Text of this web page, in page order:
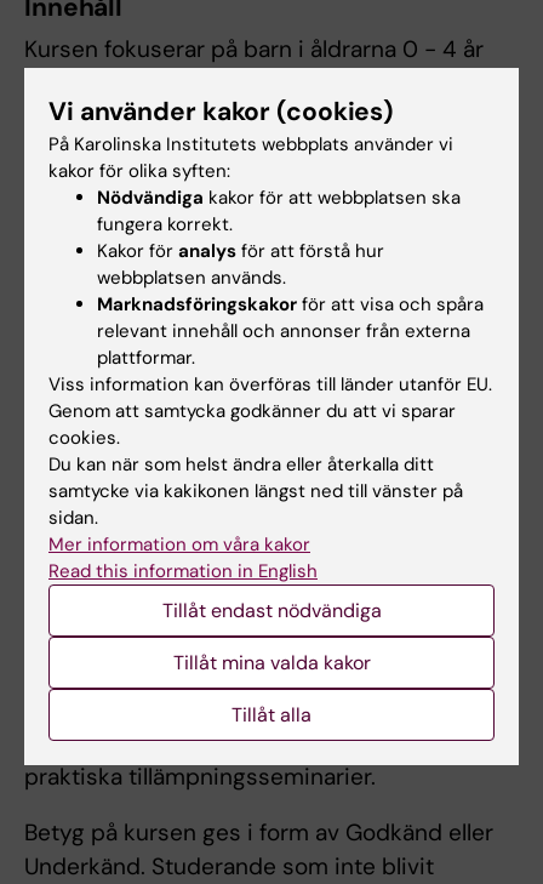
Innehåll
Kursen fokuserar på barn i åldrarna 0 - 4 år
diagnostik, differentialdiagnostik samt
bedömning av eventuell multiproblematik, 2)
evidensbaserade psykologiska
behandlingsmetoder för denna population,
med fokus på bland annat val av
behandlingsinsats, prioritering, planering och
genomförande samt utvärdering av
behandlingen, och 3) bedömning av annan
insats från samhället.
Arbetsformer
Undervisningen sker genom webbaserad
undervisning, föreläsningar, seminarier och
workshops.
Examination
Kursen examineras genom kunskapstest,
självständigt skriftligt arbete, samt genom
praktiska tillämpningsseminarier.
Betyg på kursen ges i form av Godkänd eller
Underkänd. Studerande som inte blivit
Vi använder kakor (cookies)
På Karolinska Institutets webbplats använder vi
kakor för olika syften:
Nödvändiga kakor för att webbplatsen ska
fungera korrekt.
Kakor för analys för att förstå hur
webbplatsen används.
Marknadsföringskakor för att visa och spåra
relevant innehåll och annonser från externa
plattformar.
Viss information kan överföras till länder utanför EU.
Genom att samtycka godkänner du att vi sparar
cookies.
Du kan när som helst ändra eller återkalla ditt
samtycke via kakikonen längst ned till vänster på
sidan.
Mer information om våra kakor
Read this information in English
Tillåt endast nödvändiga
Tillåt mina valda kakor
Tillåt alla